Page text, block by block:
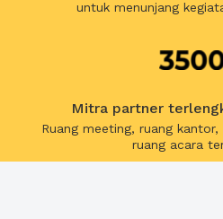
untuk menunjang
Mitra partner
Ruang meeting, ruang
ruang acara